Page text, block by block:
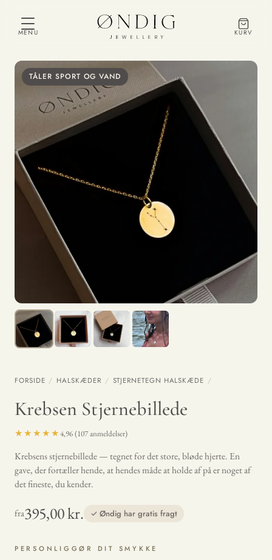
MENU KURV
TÅLER SPORT OG VAND
FORSIDE / HALSKÆDER / STJERNETEGN HALSKÆDE /
Krebsen Stjernebillede
★★★★★4,96 (107 anmeldelser)
Krebsens stjernebillede — tegnet for det store, bløde hjerte. En
gave, der fortæller hende, at hendes måde at holde af på er noget af
det fineste, du kender.
fra395,00 kr. ✓ Øndig har gratis fragt
PERSONLIGGØR DIT SMYKKE